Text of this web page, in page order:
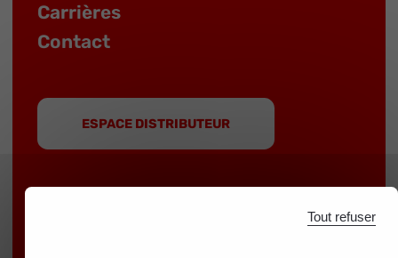
Carrières
Contact
ESPACE DISTRIBUTEUR
Tout refuser